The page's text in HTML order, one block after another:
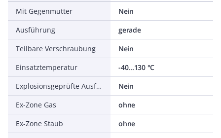
Mit Gegenmutter
Nein
Ausführung
gerade
Teilbare Verschraubung
Nein
Einsatztemperatur
-40...130 °C
Explosionsgeprüfte Ausführung
Nein
Ex-Zone Gas
ohne
Ex-Zone Staub
ohne